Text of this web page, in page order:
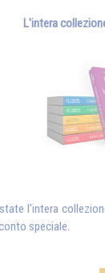
L'intera
l'intera
speciale.